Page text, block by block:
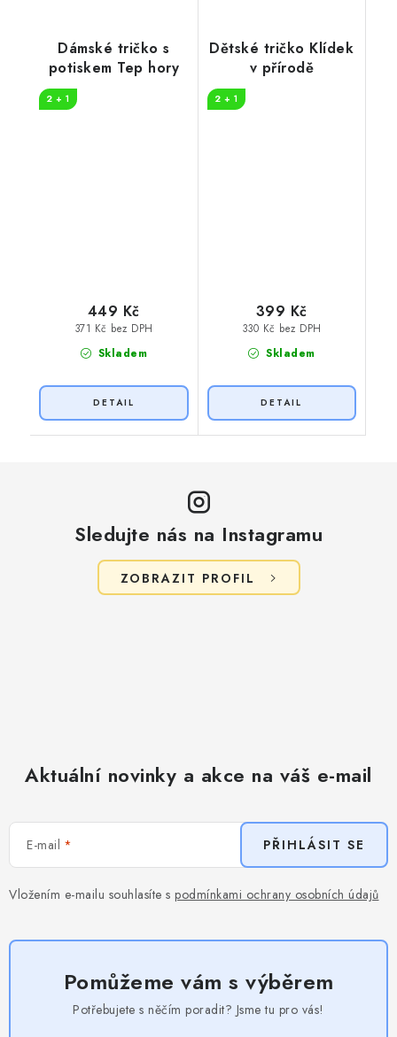
Dámské tričko s
potiskem Tep hory
2 + 1
Skladem
371 Kč bez DPH
449 Kč
Dětské tričko Klídek
v přírodě
2 + 1
Skladem
330 Kč bez DPH
399 Kč
Sledujte nás na Instagramu
ZOBRAZIT PROFIL
Aktuální novinky a akce na váš e-mail
E-mail
Vložením e-mailu souhlasíte s podmínkami ochrany osobních údajů
PŘIHLÁSIT SE
Pomůžeme vám s výběrem
Potřebujete s něčím poradit? Jsme tu pro vás!